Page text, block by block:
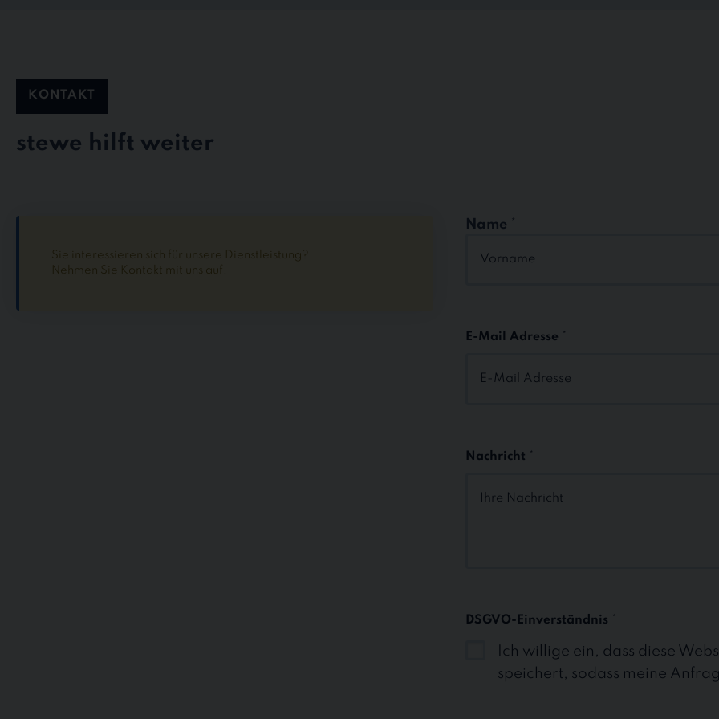
KONTAKT
stewe hilft weiter
Sie interessieren sich für unsere Dienstleistung?
Nehmen Sie Kontakt mit uns auf.
Name
E-Mail Adresse
Nachricht
DSGVO-Einverständnis
Ich willige ein, dass diese
speichert, sodass meine